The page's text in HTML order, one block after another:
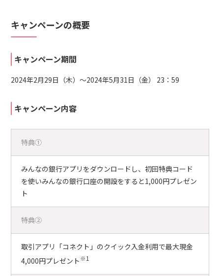
キャンペーンの概要
キャンペーン期間
2024年2月29日（木）～2024年5月31日（金） 23：59
キャンペーン内容
特典①
みんなの銀行アプリをダウンロードし、初回特典コード
を使いみんなの銀行口座の開設をすると1,000円プレゼン
ト
特典②
取引アプリ「コネクト」のクイック入金利用で最大現金
4,000円プレゼント※1